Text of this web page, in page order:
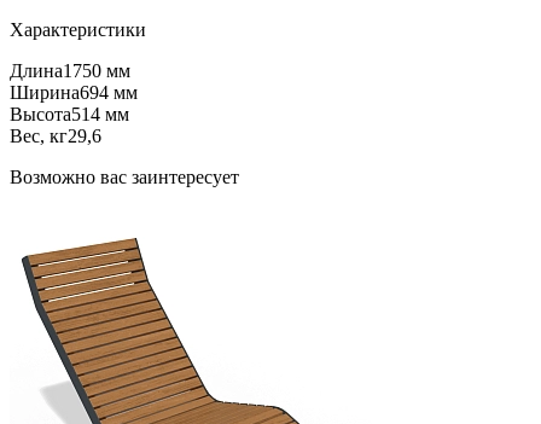
Характеристики
Длина1750 мм
Ширина694 мм
Высота514 мм
Вес, кг29,6
Возможно вас заинтересует